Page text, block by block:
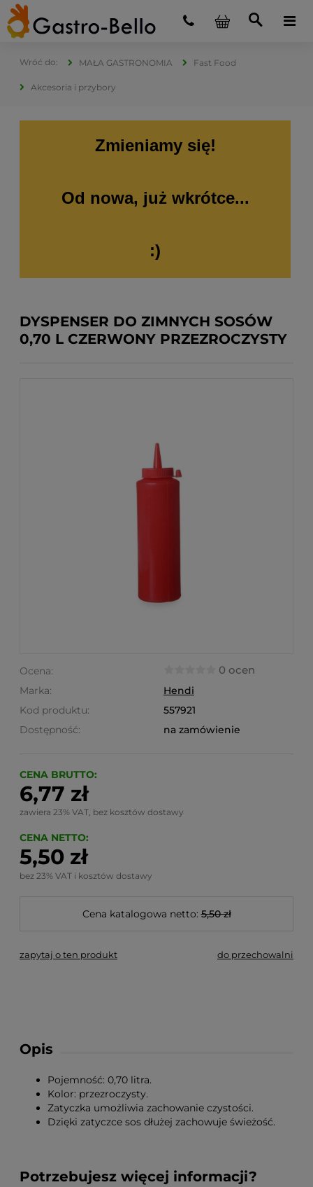
MAŁA GASTRONOMIA Fast Food
Akcesoria i przybory
Zmieniamy się!
Od nowa, już wkrótce...
:)
DYSPENSER DO ZIMNYCH SOSÓW
0,70 L CZERWONY PRZEZROCZYSTY
Ocena: 0 ocen
Marka:
Hendi
Kod produktu:
557921
Dostępność:
na zamówienie
CENA BRUTTO:
6,77 zł
zawiera 23% VAT, bez kosztów dostawy
CENA NETTO:
5,50 zł
bez 23% VAT i kosztów dostawy
Cena katalogowa netto: 5,50 zł
zapytaj o ten produkt do przechowalni
Opis
Pojemność: 0,70 litra.
Kolor: przezroczysty.
Zatyczka umożliwia zachowanie czystości.
Dzięki zatyczce sos dłużej zachowuje świeżość.
Potrzebujesz więcej informacji?